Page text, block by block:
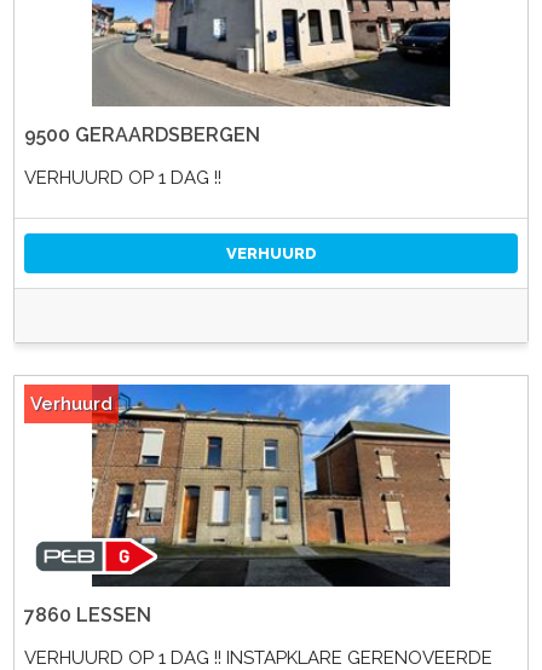
9500 GERAARDSBERGEN
VERHUURD OP 1 DAG !!
VERHUURD
Verhuurd
7860 LESSEN
VERHUURD OP 1 DAG !! INSTAPKLARE GERENOVEERDE